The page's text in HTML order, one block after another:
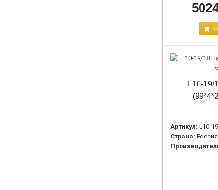
L10-19/
Артикул: L10-
Страна: Россия